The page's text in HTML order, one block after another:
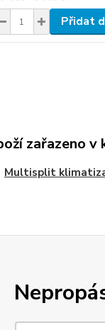
Přidat
zařazeno v
Multisplit